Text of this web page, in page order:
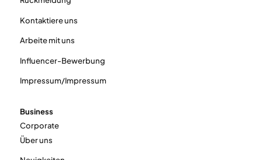
Kontaktiere uns
Arbeite mit uns
Influencer-Bewerbung
Impressum/Impressum
Business
Corporate
Über uns